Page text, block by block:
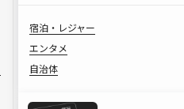
宿泊・レジャー
エンタメ
自治体